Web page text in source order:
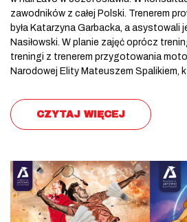
zawodników z całej Polski. Trenerem
była Katarzyna Garbacka, a asystowali
Nasiłowski. W planie zajęć oprócz
treningi z trenerem przygotowania
Narodowej Elity Mateuszem Spalikiem,
CZYTAJ WIĘCEJ